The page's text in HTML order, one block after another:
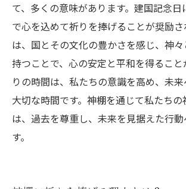
て、多くの意味があります。建国記念
で心を込めて祈りを捧げることが奨励さ
は、国とその文化の豊かさを感じ、神
持つことで、心の安定と平和を得るこ
りの時間は、私たちの意識を高め、未
大切な時間です。神棚を通じて私たちの
は、過去を尊重し、未来を見据えた行動
す。